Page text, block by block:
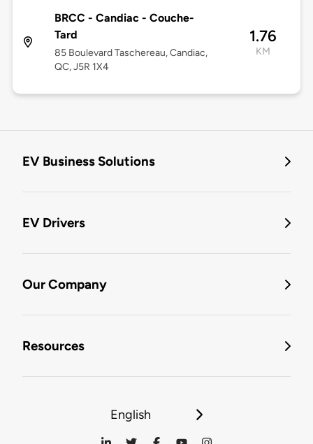
BRCC - Candiac - Couche-
Tard
85 Boulevard Taschereau, Candiac,
QC, J5R 1X4
1.76
KM
EV Business Solutions
EV Drivers
Our Company
Resources
English